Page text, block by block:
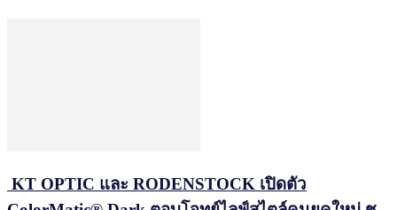
KT OPTIC และ RODENSTOCK เปิดตัว